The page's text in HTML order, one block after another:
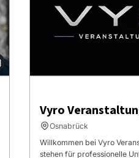
Vyro
Osnabrück
Willkommen bei Vyro
stehen für professionelle